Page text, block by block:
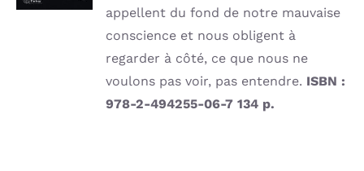
appellent du fond de notre mauvaise
conscience et nous obligent à
regarder à côté, ce que nous ne
voulons pas voir, pas entendre. ISBN :
978-2-494255-06-7134 p.